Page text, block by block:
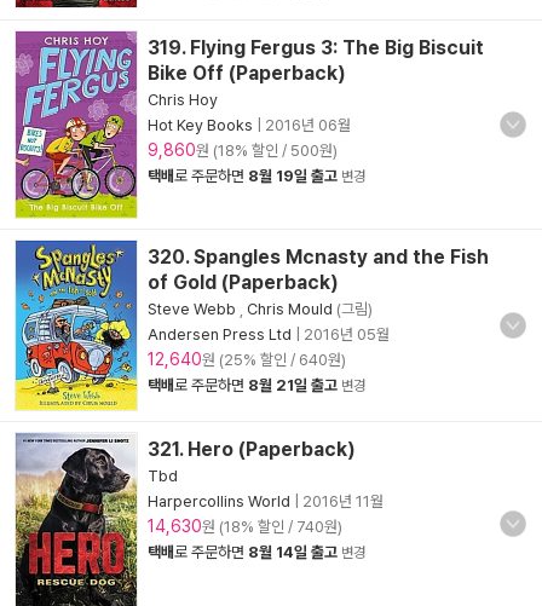
319. Flying Fergus 3: The Big Biscuit
Bike Off (Paperback)
Chris Hoy
Hot Key Books
2016년 06월
9,860원 (18% 할인 / 500원)
택배로 주문하면 8월 19일 출고 변경
320. Spangles Mcnasty and the Fish
of Gold (Paperback)
Steve Webb Chris Mould (그림)
Andersen Press Ltd
2016년 05월
12,640원 (25% 할인 / 640원)
택배로 주문하면 8월 21일 출고 변경
321. Hero (Paperback)
Tbd
Harpercollins World
2016년 11월
14,630원 (18% 할인 / 740원)
택배로 주문하면 8월 14일 출고 변경